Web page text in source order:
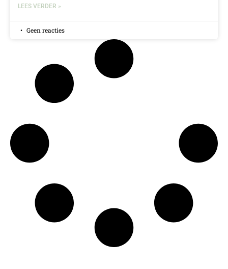
LEES VERDER »
Geen reacties